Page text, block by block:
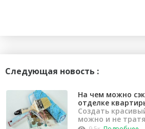
Следующая новость :
На чем можно
отделке
Создать
можно и не